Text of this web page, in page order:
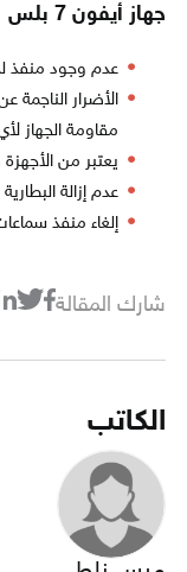
جهاز أيفون 7 بلس
عدم وجود منفذ
الأضرار الناجمة
مقاومة الجهاز
يعتبر من
عدم إزالة
إلغاء منفذ
شارك المقالة
الكاتب